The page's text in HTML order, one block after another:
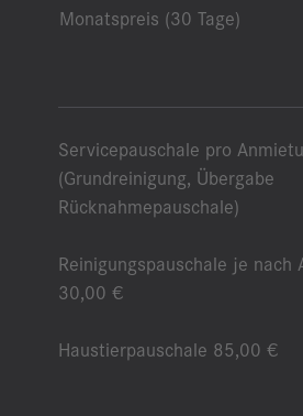
Monatspreis (30 Tage)
Servicepauschale pro
(Grundreinigung, Übergabe
Rücknahmepauschale)
Reinigungspauschale je nach
30,00 €
Haustierpauschale 85,00 €